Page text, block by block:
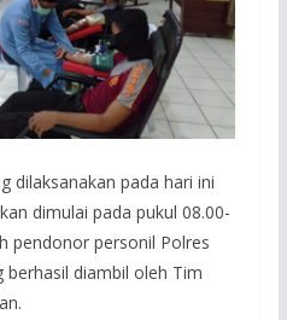
dilaksanakan pada hari ini
dimulai pada pukul 08.00-
pendonor personil Polres
berhasil diambil oleh Tim